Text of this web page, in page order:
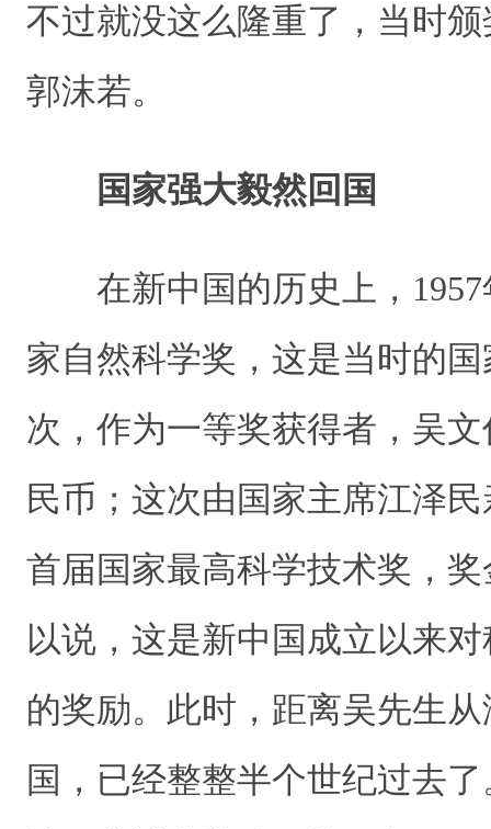
不过就没这么隆重了，当时
郭沫若。
国家强大毅然回国
在新中国的历史上，1957
家自然科学奖，这是当时的
次，作为一等奖获得者，吴
民币；这次由国家主席江泽
首届国家最高科学技术奖，
以说，这是新中国成立以来
的奖励。此时，距离吴先生
国，已经整整半个世纪过去